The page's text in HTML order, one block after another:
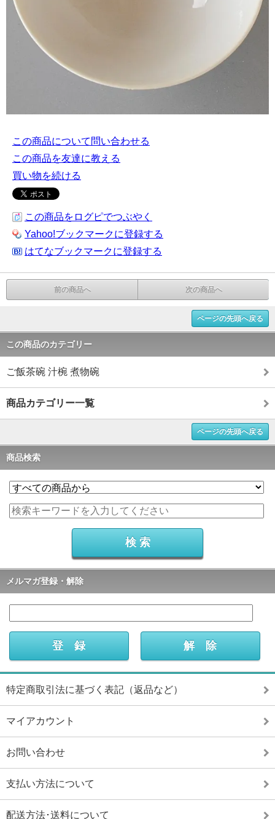
この商品について問い合わせる
この商品を友達に教える
買い物を続ける
この商品をログピでつぶやく
Yahoo!ブックマークに登録する
はてなブックマークに登録する
前の商品へ 次の商品へ
ページの先頭へ戻る
この商品のカテゴリー
ご飯茶碗 汁椀 煮物碗
商品カテゴリー一覧
ページの先頭へ戻る
商品検索
メルマガ登録・解除
特定商取引法に基づく表記（返品など）
マイアカウント
お問い合わせ
支払い方法について
配送方法･送料について